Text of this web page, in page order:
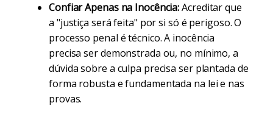
Confiar Apenas na Inocência:Acreditar que
a "justiça será feita" por si só é perigoso. O
processo penal é técnico. A inocência
precisa ser demonstrada ou, no mínimo, a
dúvida sobre a culpa precisa ser plantada de
forma robusta e fundamentada na lei e nas
provas.